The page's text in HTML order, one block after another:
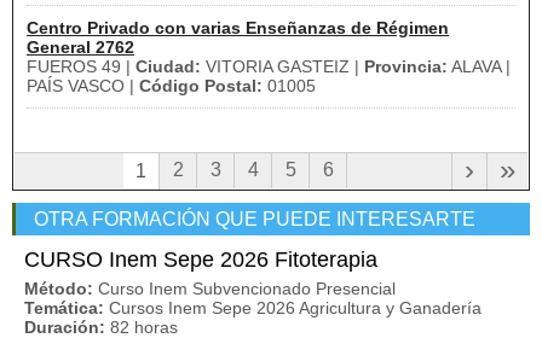
Centro Privado con varias Enseñanzas de Régimen
General 2762
FUEROS 49 | Ciudad: VITORIA GASTEIZ | Provincia: ALAVA |
PAÍS VASCO | Código Postal: 01005
1 2 3 4 5 6 »
›
OTRA FORMACIÓN QUE PUEDE INTERESARTE
CURSO Inem Sepe 2026 Fitoterapia
Método: Curso Inem Subvencionado Presencial
Temática: Cursos Inem Sepe 2026 Agricultura y Ganadería
Duración: 82 horas